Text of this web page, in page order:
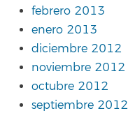
febrero 2013
enero 2013
diciembre 2012
noviembre 2012
octubre 2012
septiembre 2012